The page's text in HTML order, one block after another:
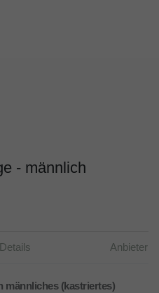
- männlich
Details Anbieter
männliches (kastriertes)